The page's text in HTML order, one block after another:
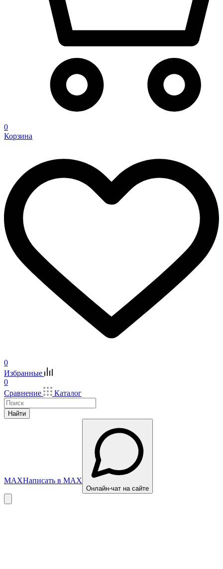
0
Корзина
0
Избранные
0
Сравнение
Каталог
Найти
MAXНаписать в MAX
Онлайн-чат на сайте